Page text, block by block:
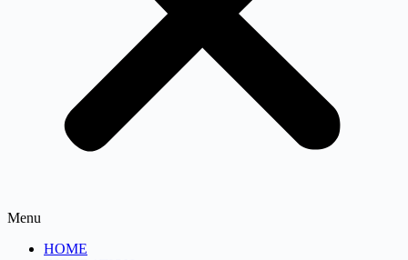
Menu
HOME